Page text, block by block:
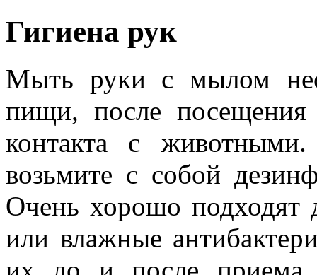
Гигиена рук
Мыть руки с мылом
пищи, после посещения
контакта с
возьмите с собой
Очень хорошо подходят
или влажные